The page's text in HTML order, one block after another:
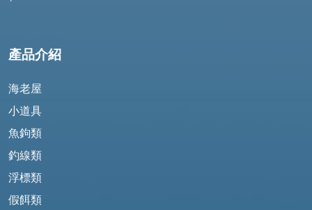
產品介紹
海老屋
小道具
魚鉤類
釣線類
浮標類
假餌類